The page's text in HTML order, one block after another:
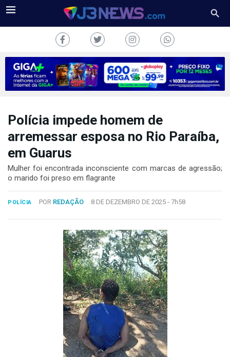
J3NEWS
COLUNAS
2024
Polícia impede homem de
arremessar esposa no Rio Paraíba,
em Guarus
Mulher foi encontrada inconsciente com marcas de agressão;
o marido foi preso em flagrante
POLÍCIA POR REDAÇÃO 8 DE DEZEMBRO DE 2025 - 7h58